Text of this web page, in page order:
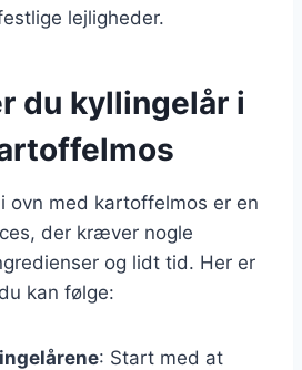
lejligheder.
du kyllingelår i
ovn med kartoffelmos er en
der kræver nogle
og lidt tid. Her er
kan følge:
: Start med at